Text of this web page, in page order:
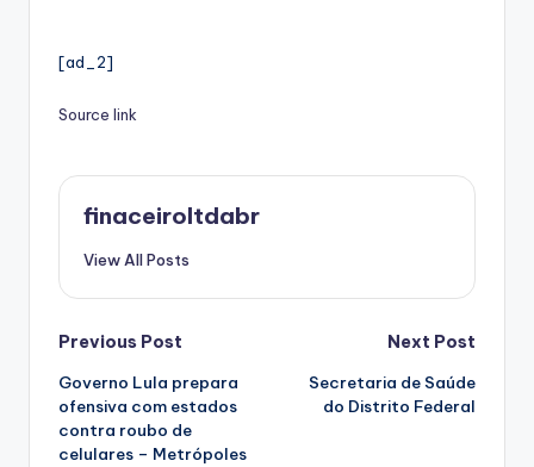
[ad_2]
Source link
finaceiroltdabr
View All Posts
Post
navigation
Previous Post
Governo Lula prepara
ofensiva com estados
contra roubo de
celulares – Metrópoles
Next Post
Secretaria de Saúde
do Distrito Federal